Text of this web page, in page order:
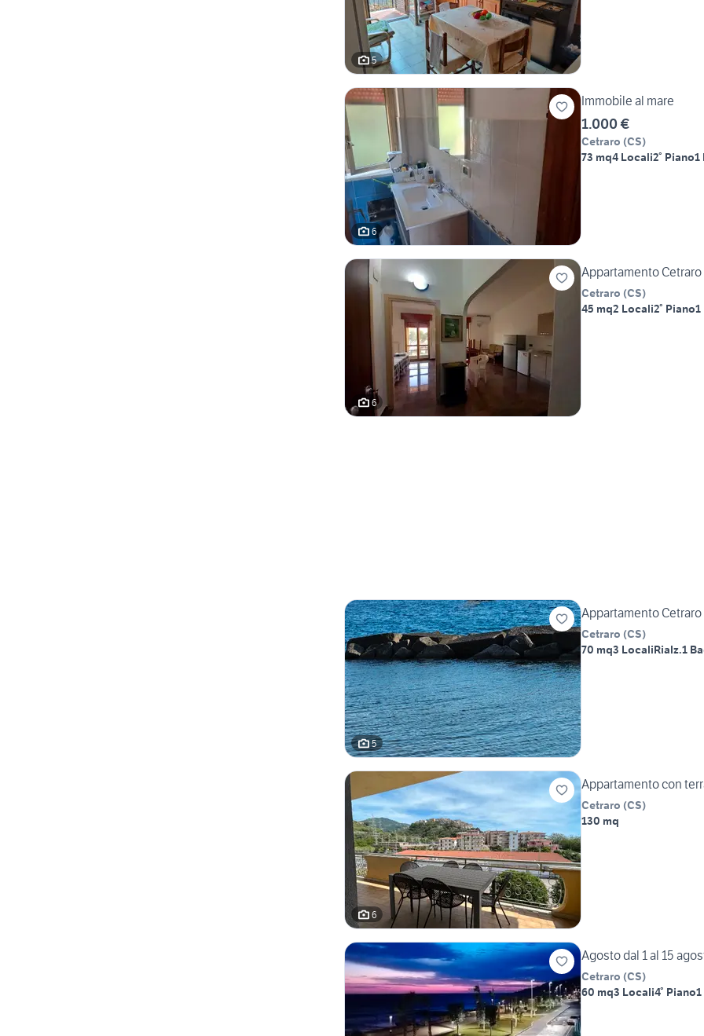
5
6
Immobile al mare
1.000 €
Cetraro (CS)
73 mq4 Locali2° Piano1
6
Appartamento Cetraro
Cetraro (CS)
45 mq2 Locali2° Piano1
5
Appartamento Cetraro
Cetraro (CS)
70 mq3 LocaliRialz.1
6
Appartamento con
Cetraro (CS)
130 mq
Agosto dal 1 al 15
Cetraro (CS)
60 mq3 Locali4° Piano